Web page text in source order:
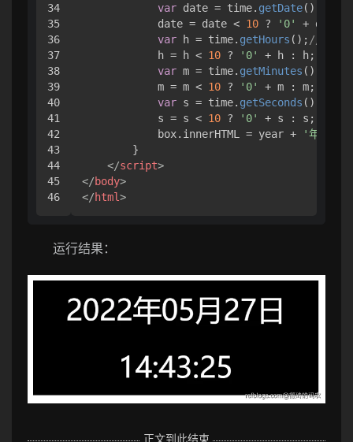
34
35
36
37
38
39
40
41
42
43
44
45
var date = time. getDate();
            date = date <
10 ? '0'
+ date
var h = time. getHours (); //小时
            h = h <
10 ? '0'
+ h : h;
var m = time. getMinutes ();
            m = m <
10 ? '0'
+ m : m;
var s = time. getSeconds ();
            s = s <
10 ? '0'
+ s : s;
            box.
innerHTML = year + '年'
        }
</script>
</body>
</html>
运行结果：
正文到此结束